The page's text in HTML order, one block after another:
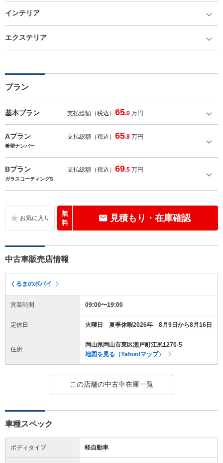
インテリア
エクステリア
プラン
基本プラン 支払総額（税込）65.0 万円
Aプラン 支払総額（税込）65.8 万円
希望ナンバー
Bプラン 支払総額（税込）69.5 万円
ガラスコーティングS
無
料
見積もり・在庫確認
中古車販売店情報
くるまのポパイ
営業時間 09:00〜19:00
定休日 火曜日 夏季休暇2026年 8月9日から8月16日
住所
岡山県岡山市東区瀬戸町江尻1270-5
地図を見る（Yahoo!マップ）
この店舗の中古車在庫一覧
車種スペック
ボディタイプ 軽自動車